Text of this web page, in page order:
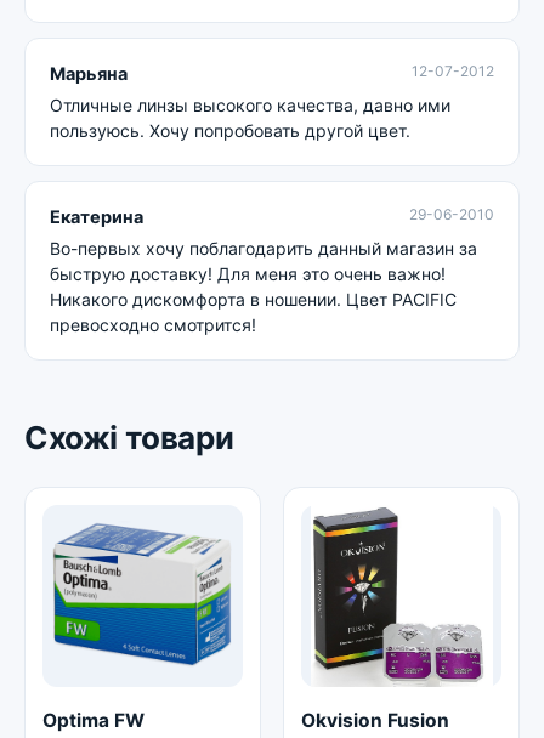
Марьяна 12-07-2012
Отличные линзы высокого качества, давно ими
пользуюсь. Хочу попробовать другой цвет.
Екатерина 29-06-2010
Во-первых хочу поблагодарить данный магазин за
быструю доставку! Для меня это очень важно!
Никакого дискомфорта в ношении. Цвет PACIFIC
превосходно смотрится!
Схожі товари
Optima FW Okvision Fusion